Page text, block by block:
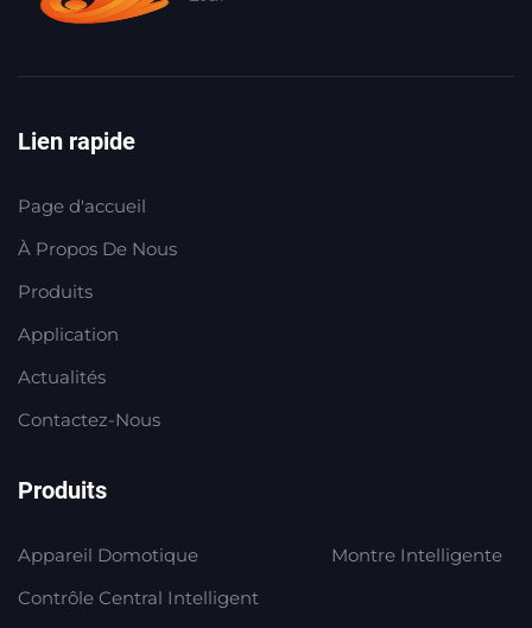
Lien rapide
Page d'accueil
À Propos De Nous
Produits
Application
Actualités
Contactez-Nous
Produits
Appareil Domotique
Contrôle Central Intelligent
Montre Intelligente